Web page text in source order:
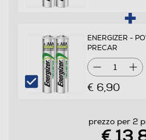
ENERGIZER -
PRECAR
1
€ 6,90
prezzo per 2